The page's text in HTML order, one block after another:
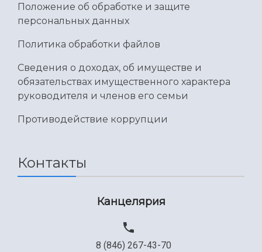
Международный межвузовский кампус
Официальные документы
Положение об обработке и защите
персональных данных
Политика обработки файлов
Сведения о доходах, об имуществе и
обязательствах имущественного характера
руководителя и членов его семьи
Противодействие коррупции
Контакты
Канцелярия
8 (846) 267-43-70